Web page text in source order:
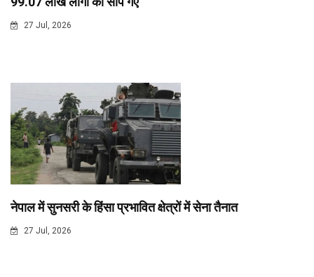
27 Jul, 2026
नेपाल में सुनसरी के हिंसा प्रभावित क्षेत्रों में सेना तैनात
27 Jul, 2026